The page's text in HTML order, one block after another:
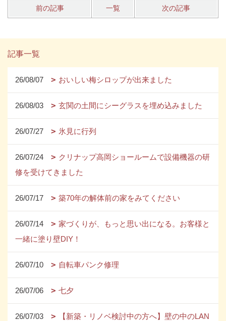
前の記事 一覧 次の記事
記事一覧
26/08/07 おいしい梅シロップが出来ました
26/08/03 玄関の土間にシーグラスを埋め込みました
26/07/27 氷見に行列
26/07/24
クリナップ高岡ショールームで設備機器の研
修を受けてきました
26/07/17 築70年の解体前の家をみてください
26/07/14
家づくりが、もっと思い出になる。お客様と
一緒に塗り壁DIY！
26/07/10 自転車パンク修理
26/07/06 七夕
26/07/03
【新築・リノベ検討中の方へ】壁の中のLAN